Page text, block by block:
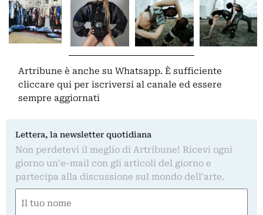
Artribune è anche su Whatsapp. È sufficiente
cliccare qui per iscriversi al canale ed essere
sempre aggiornati
Lettera, la newsletter quotidiana
Non perdetevi il meglio di Artribune! Ricevi ogni
giorno un'e-mail con gli articoli del giorno e
partecipa alla discussione sul mondo dell'arte.
(Required)